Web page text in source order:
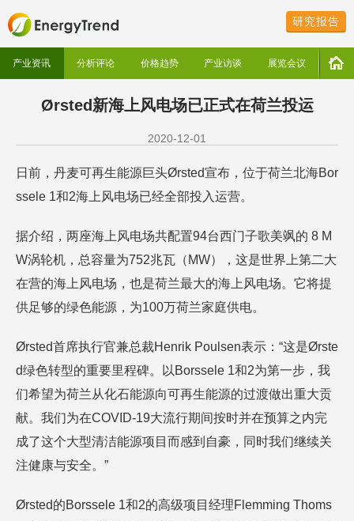
研究报告
产业资讯 分析评论 价格趋势 产业访谈 展览会议
Ørsted新海上风电场已正式在荷兰投运
2020-12-01
日前，丹麦可再生能源巨头Ørsted宣布，位于荷兰北海Bor
ssele 1和2海上风电场已经全部投入运营。
据介绍，两座海上风电场共配置94台西门子歌美飒的 8 M
W涡轮机，总容量为752兆瓦（MW），这是世界上第二大
在营的海上风电场，也是荷兰最大的海上风电场。它将提
供足够的绿色能源，为100万荷兰家庭供电。
Ørsted首席执行官兼总裁Henrik Poulsen表示：“这是Ørste
d绿色转型的重要里程碑。以Borssele 1和2为第一步，我
们希望为荷兰从化石能源向可再生能源的过渡做出重大贡
献。我们为在COVID-19大流行期间按时并在预算之内完
成了这个大型清洁能源项目而感到自豪，同时我们继续关
注健康与安全。”
Ørsted的Borssele 1和2的高级项目经理Flemming Thoms